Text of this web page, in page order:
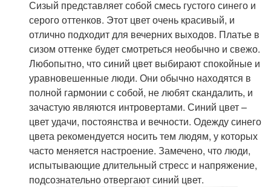
Сизый представляет собой смесь густого синего и
серого оттенков. Этот цвет очень красивый, и
отлично подходит для вечерних выходов. Платье в
сизом оттенке будет смотреться необычно и свежо.
Любопытно, что синий цвет выбирают спокойные и
уравновешенные люди. Они обычно находятся в
полной гармонии с собой, не любят скандалить, и
зачастую являются интровертами. Синий цвет –
цвет удачи, постоянства и вечности. Одежду синего
цвета рекомендуется носить тем людям, у которых
часто меняется настроение. Замечено, что люди,
испытывающие длительный стресс и напряжение,
подсознательно отвергают синий цвет.